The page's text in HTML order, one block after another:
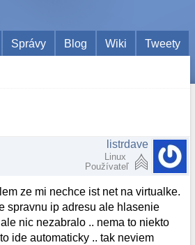
Správy Blog Wiki Tweety
listrdave
Linux
Používateľ
ze mi nechce ist net na virtualke.
spravnu ip adresu ale hlasenie
nic nezabralo .. nema to niekto
ide automaticky .. tak neviem